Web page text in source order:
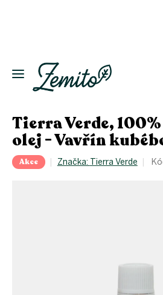
Eko
domácnost
Kosmetika
Eko
láhve
Akce
Tierra Verde,
olej - Vavřín
Akce Značka: Tierra Verde